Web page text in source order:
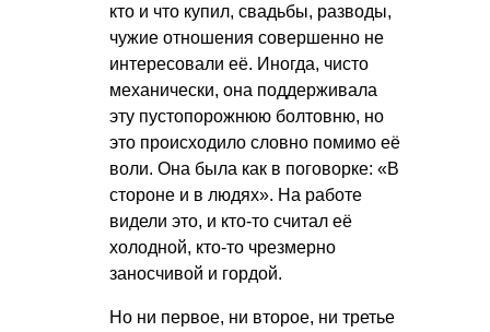
кто и что купил, свадьбы, разводы,
чужие отношения совершенно не
интересовали её. Иногда, чисто
механически, она поддерживала
эту пустопорожнюю болтовню, но
это происходило словно помимо её
воли. Она была как в поговорке: «В
стороне и в людях». На работе
видели это, и кто-то считал её
холодной, кто-то чрезмерно
заносчивой и гордой.
Но ни первое, ни второе, ни третье